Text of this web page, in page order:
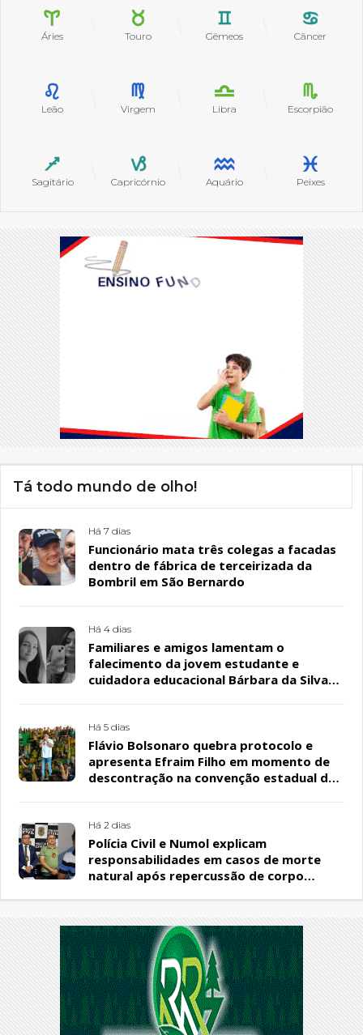
Áries Touro Gêmeos Câncer
Leão Virgem Libra Escorpião
Sagitário Capricórnio Aquário Peixes
Tá todo mundo de olho!
Há 7 dias
Funcionário mata três colegas a facadas
dentro de fábrica de terceirizada da
Bombril em São Bernardo
Há 4 dias
Familiares e amigos lamentam o
falecimento da jovem estudante e
cuidadora educacional Bárbara da Silva
Há 5 dias
Flávio Bolsonaro quebra protocolo e
apresenta Efraim Filho em momento de
descontração na convenção estadual do
Há 2 dias
Polícia Civil e Numol explicam
responsabilidades em casos de morte
natural após repercussão de corpo